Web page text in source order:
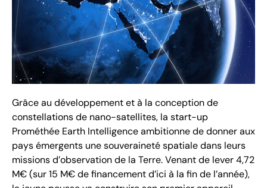
Grâce au développement et à la conception de
constellations de nano-satellites, la start-up
Prométhée Earth Intelligence ambitionne de donner aux
pays émergents une souveraineté spatiale dans leurs
missions d’observation de la Terre. Venant de lever 4,72
M€ (sur 15 M€ de financement d’ici à la fin de l’année),